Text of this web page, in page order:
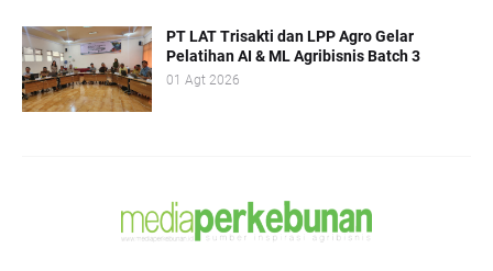
PT LAT Trisakti dan LPP Agro Gelar
Pelatihan AI & ML Agribisnis Batch 3
01 Agt 2026